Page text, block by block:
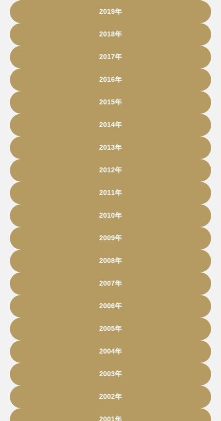
2019年
2018年
2017年
2016年
2015年
2014年
2013年
2012年
2011年
2010年
2009年
2008年
2007年
2006年
2005年
2004年
2003年
2002年
2001年